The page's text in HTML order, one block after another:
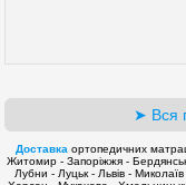
➤ Вся
Доставка ортопедичних
Житомир - Запоріжжя -
Лубни - Луцьк - Львів -